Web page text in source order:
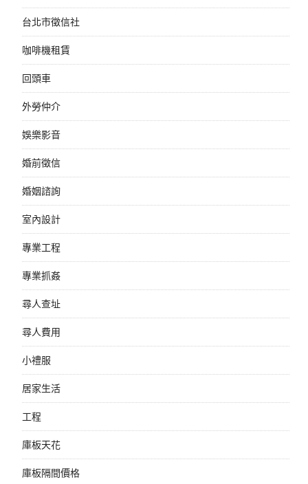
台北市徵信社
咖啡機租賃
回頭車
外勞仲介
娛樂影音
婚前徵信
婚姻諮詢
室內設計
專業工程
專業抓姦
尋人查址
尋人費用
小禮服
居家生活
工程
庫板天花
庫板隔間價格